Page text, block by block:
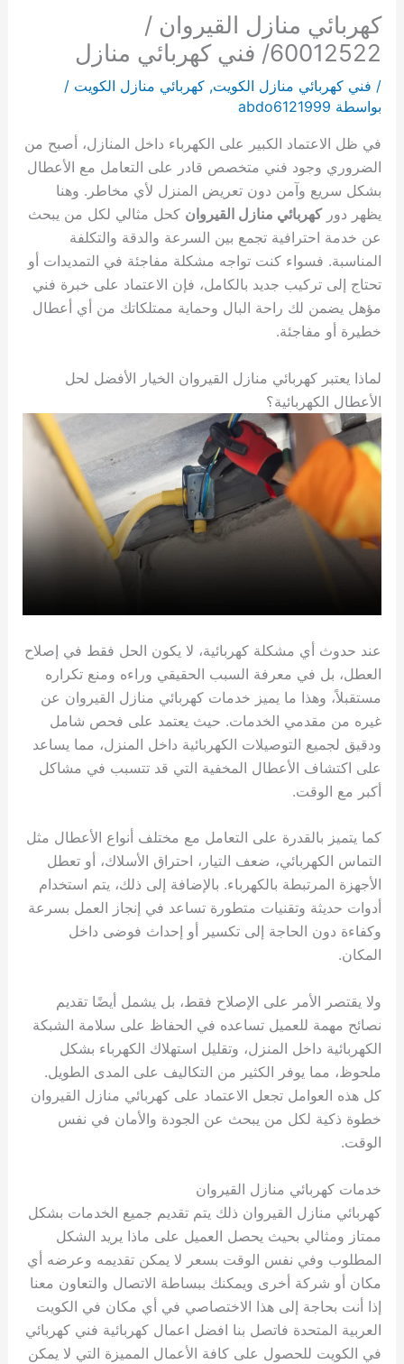
كهربائي منازل القيروان /
60012522/ فني كهربائي منازل
/ فني كهربائي منازل الكويت, كهربائي منازل الكويت /
بواسطة abdo6121999
في ظل الاعتماد الكبير على الكهرباء داخل المنازل، أصبح من
الضروري وجود فني متخصص قادر على التعامل مع الأعطال
بشكل سريع وآمن دون تعريض المنزل لأي مخاطر. وهنا
يظهر دوركهربائي منازل القيروان كحل مثالي لكل من يبحث
عن خدمة احترافية تجمع بين السرعة والدقة والتكلفة
المناسبة. فسواء كنت تواجه مشكلة مفاجئة في التمديدات أو
تحتاج إلى تركيب جديد بالكامل، فإن الاعتماد على خبرة فني
مؤهل يضمن لك راحة البال وحماية ممتلكاتك من أي أعطال
خطيرة أو مفاجئة.
لماذا يعتبر كهربائي منازل القيروان الخيار الأفضل لحل
الأعطال الكهربائية؟
عند حدوث أي مشكلة كهربائية، لا يكون الحل فقط في إصلاح
العطل، بل في معرفة السبب الحقيقي وراءه ومنع تكراره
مستقبلاً، وهذا ما يميز خدمات كهربائي منازل القيروان عن
غيره من مقدمي الخدمات. حيث يعتمد على فحص شامل
ودقيق لجميع التوصيلات الكهربائية داخل المنزل، مما يساعد
على اكتشاف الأعطال المخفية التي قد تتسبب في مشاكل
أكبر مع الوقت.
كما يتميز بالقدرة على التعامل مع مختلف أنواع الأعطال مثل
التماس الكهربائي، ضعف التيار، احتراق الأسلاك، أو تعطل
الأجهزة المرتبطة بالكهرباء. بالإضافة إلى ذلك، يتم استخدام
أدوات حديثة وتقنيات متطورة تساعد في إنجاز العمل بسرعة
وكفاءة دون الحاجة إلى تكسير أو إحداث فوضى داخل
المكان.
ولا يقتصر الأمر على الإصلاح فقط، بل يشمل أيضًا تقديم
نصائح مهمة للعميل تساعده في الحفاظ على سلامة الشبكة
الكهربائية داخل المنزل، وتقليل استهلاك الكهرباء بشكل
ملحوظ، مما يوفر الكثير من التكاليف على المدى الطويل.
كل هذه العوامل تجعل الاعتماد على كهربائي منازل القيروان
خطوة ذكية لكل من يبحث عن الجودة والأمان في نفس
الوقت.
خدمات كهربائي منازل القيروان
كهربائي منازل القيروان ذلك يتم تقديم جميع الخدمات بشكل
ممتاز ومثالي بحيث يحصل العميل على ماذا يريد الشكل
المطلوب وفي نفس الوقت بسعر لا يمكن تقديمه وعرضه أي
مكان أو شركة أخرى ويمكنك ببساطة الاتصال والتعاون معنا
إذا أنت بحاجة إلى هذا الاختصاصي في أي مكان في الكويت
العربية المتحدة فاتصل بنا افضل اعمال كهربائية فني كهربائي
في الكويت للحصول على كافة الأعمال المميزة التي لا يمكن